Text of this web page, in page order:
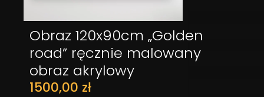
Obraz 120x90cm „Golden
road” ręcznie malowany
obraz akrylowy
1500,00 zł
DODAJ DO KOSZYKA